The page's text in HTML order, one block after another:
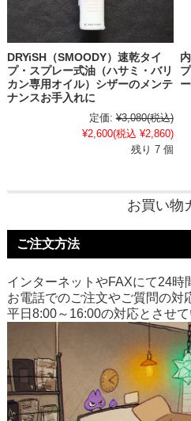
DRYiSH（SMOODY）速乾タイ
プ・スプレー式油（ハサミ・バリ
カン専用オイル）シザーのメンテ
ナンスお手入れに
定価: ¥3,080(税込)
¥2,600(税込 ¥2,860)
残り 7 個
お買い物
ご注文方法
インターネットやFAXにて24時
お電話でのご注文やご質問の対
平日8:00～16:00の対応とさせて